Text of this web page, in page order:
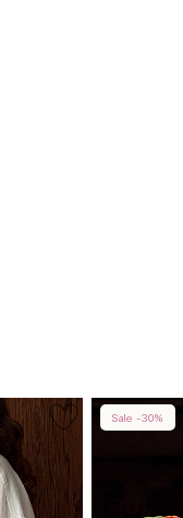
Sale -30%